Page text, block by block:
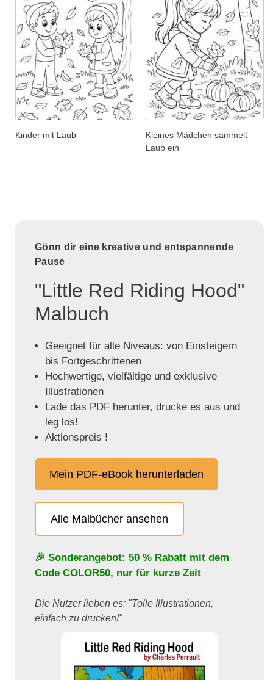
Kinder mit Laub
Kleines Mädchen sammelt
Laub ein
Gönn dir eine kreative und entspannende
Pause
"Little Red Riding Hood"
Malbuch
Geeignet für alle Niveaus: von Einsteigern
bis Fortgeschrittenen
Hochwertige, vielfältige und exklusive
Illustrationen
Lade das PDF herunter, drucke es aus und
leg los!
Aktionspreis !
Mein PDF-eBook herunterladen
Alle Malbücher ansehen
🎉 Sonderangebot: 50 % Rabatt mit dem
Code COLOR50, nur für kurze Zeit
Die Nutzer lieben es: "Tolle Illustrationen,
einfach zu drucken!"